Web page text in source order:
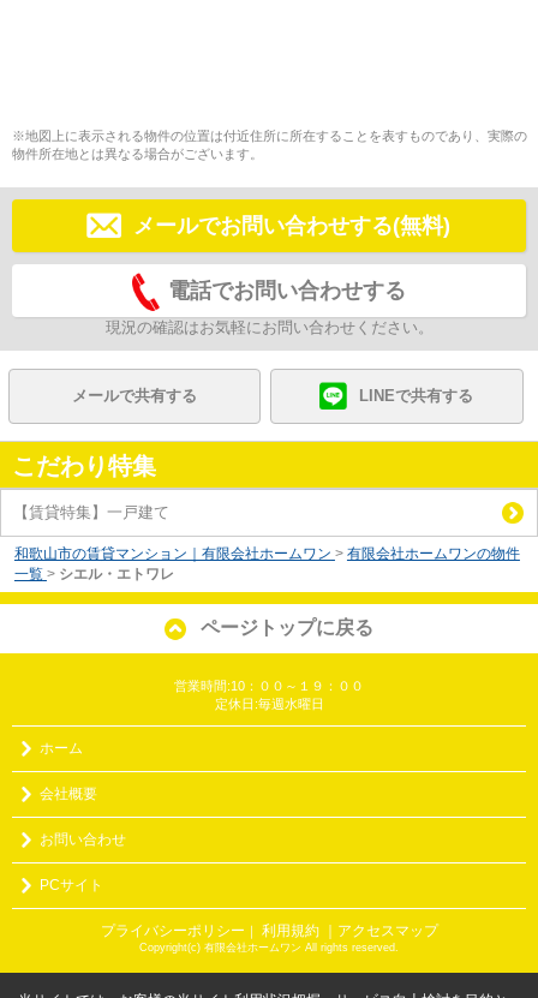
※地図上に表示される物件の位置は付近住所に所在することを表すものであり、実際の
物件所在地とは異なる場合がございます。
メールでお問い合わせする(無料)
電話でお問い合わせする
現況の確認はお気軽にお問い合わせください。
メールで共有する LINEで共有する
こだわり特集
【賃貸特集】一戸建て
和歌山市の賃貸マンション｜有限会社ホームワン > 有限会社ホームワンの物件
一覧 > シエル・エトワレ
ページトップに戻る
営業時間:10：００～１９：００
定休日:毎週水曜日
ホーム
会社概要
お問い合わせ
PCサイト
プライバシーポリシー 利用規約 ｜アクセスマップ
Copyright(c) 有限会社ホームワン All rights reserved.